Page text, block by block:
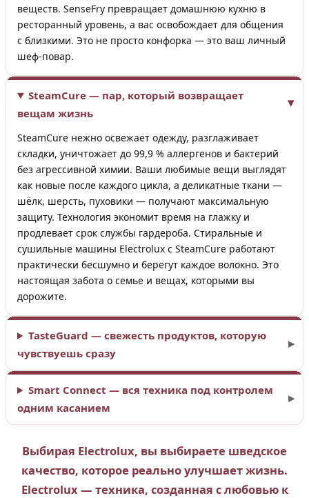
веществ. SenseFry превращает домашнюю кухню в
ресторанный уровень, а вас освобождает для общения
с близкими. Это не просто конфорка — это ваш личный
шеф-повар.
SteamCure — пар, который возвращает
вещам жизнь
SteamCure нежно освежает одежду, разглаживает
складки, уничтожает до 99,9 % аллергенов и бактерий
без агрессивной химии. Ваши любимые вещи выглядят
как новые после каждого цикла, а деликатные ткани —
шёлк, шерсть, пуховики — получают максимальную
защиту. Технология экономит время на глажку и
продлевает срок службы гардероба. Стиральные и
сушильные машины Electrolux с SteamCure работают
практически бесшумно и берегут каждое волокно. Это
настоящая забота о семье и вещах, которыми вы
дорожите.
TasteGuard — свежесть продуктов, которую
чувствуешь сразу
Smart Connect — вся техника под контролем
одним касанием
Выбирая Electrolux, вы выбираете шведское
качество, которое реально улучшает жизнь.
Electrolux — техника, созданная с любовью к